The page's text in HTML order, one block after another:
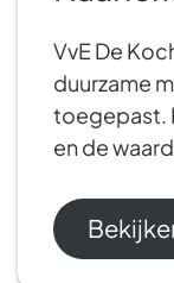
VvE De
duurzame
toegepast.
en de